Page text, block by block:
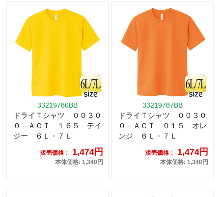
33219786BB
ドライＴシャツ ００３０
０－ＡＣＴ １６５ デイ
ジー ６Ｌ・７Ｌ
販売価格： 1,474円
本体価格: 1,340円
33219787BB
ドライＴシャツ ００３０
０－ＡＣＴ ０１５ オレ
ンジ ６Ｌ・７Ｌ
販売価格： 1,474円
本体価格: 1,340円